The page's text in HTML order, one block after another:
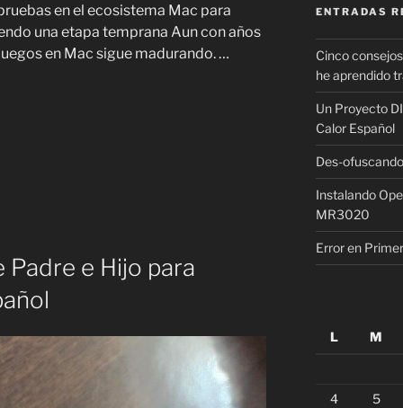
en el ecosistema Mac para
una etapa temprana Aun con años
en Mac sigue madurando. …
Padre e Hijo para
ENTRADAS
Cinco
he aprendido
Un Proyecto
Calor Español
Des-
Instalando
MR3020
Error en
L M
4
5